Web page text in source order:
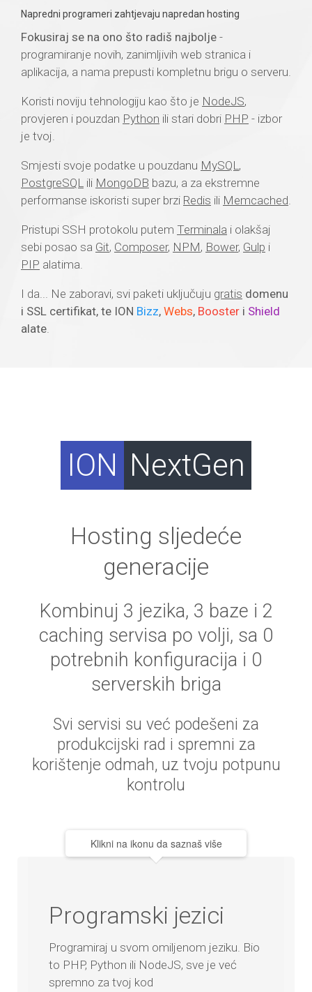
Napredni programeri zahtjevaju napredan hosting
Fokusiraj se na ono što radiš najbolje -
programiranje novih, zanimljivih web stranica i
aplikacija, a nama prepusti kompletnu brigu o serveru.
Koristi noviju tehnologiju kao što je NodeJS,
provjeren i pouzdan Python ili stari dobri PHP - izbor
je tvoj.
Smjesti svoje podatke u pouzdanu MySQL ,
PostgreSQL ili MongoDB bazu, a za ekstremne
performanse iskoristi super brzi Redis ili Memcached
Pristupi SSH protokolu putem Terminala i olakšaj
sebi posao sa Git, Composer, NPM, Bower, Gulp i
PIP alatima.
I da... Ne zaboravi, svi paketi uključuju gratis domenu
i SSL certifikat, te ION Bizz, Webs, Booster i Shield
alate
ION NextGen
Hosting sljedeće
generacije
Kombinuj 3 jezika, 3 baze i 2
caching servisa po volji, sa 0
potrebnih konfiguracija i 0
serverskih briga
Svi servisi su već podešeni za
produkcijski rad i spremni za
korištenje odmah, uz tvoju potpunu
kontrolu
Klikni na ikonu da saznaš više
Programski jezici
Programiraj u svom omiljenom jeziku. Bio
to PHP, Python ili NodeJS, sve je već
spremno za tvoj kod